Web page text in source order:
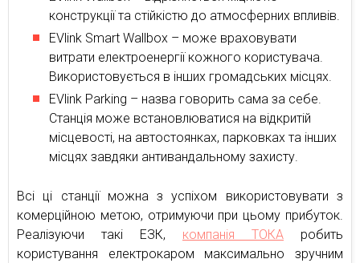
конструкції та стійкістю до атмосферних впливів.
EVlink Smart Wallbox – може враховувати
витрати електроенергії кожного користувача.
Використовується в інших громадських місцях.
EVlink Parking – назва говорить сама за себе.
Станція може встановлюватися на відкритій
місцевості, на автостоянках, парковках та інших
місцях завдяки антивандальному захисту.
Всі ці станції можна з успіхом використовувати з
комерційною метою, отримуючи при цьому прибуток.
Реалізуючи такі ЕЗК, компанія ТОКА робить
користування електрокаром максимально зручним